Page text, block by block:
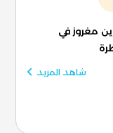
مغروز في
شاهد المزيد